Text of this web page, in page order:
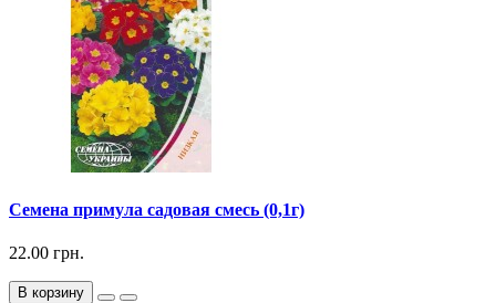
Семена примула садовая смесь (0,1г)
22.00 грн.
В корзину